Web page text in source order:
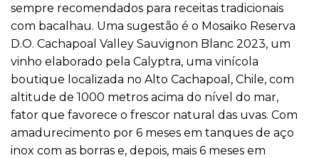
sempre recomendados para receitas tradicionais
com bacalhau. Uma sugestão é o Mosaiko Reserva
D.O. Cachapoal Valley Sauvignon Blanc 2023, um
vinho elaborado pela Calyptra, uma vinícola
boutique localizada no Alto Cachapoal, Chile, com
altitude de 1000 metros acima do nível do mar,
fator que favorece o frescor natural das uvas. Com
amadurecimento por 6 meses em tanques de aço
inox com as borras e, depois, mais 6 meses em